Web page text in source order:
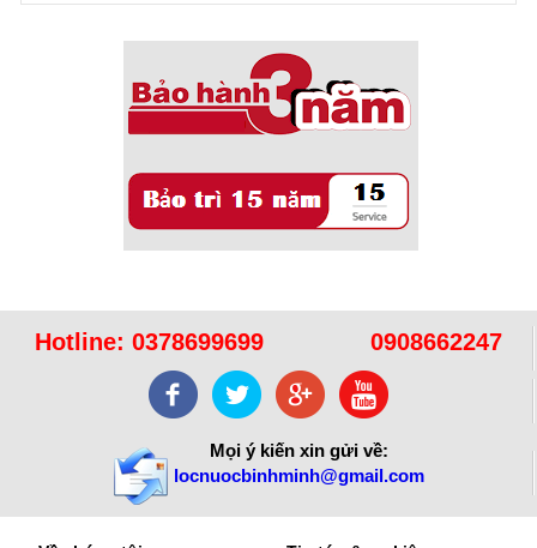
Sử dụng năng lượng mặt trời để xử lý ...
Hotline: 0378699699 0908662247
Mọi ý kiến xin gửi về:
locnuocbinhminh@gmail.com